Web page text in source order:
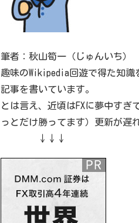
筆者：秋山筍一（じゅんいち）
趣味のWikipedia回遊で得た知識
記事を書いています。
とは言え、近頃はFXに夢中すぎ
っとだけ勝ってます）更新が遅
↓↓↓